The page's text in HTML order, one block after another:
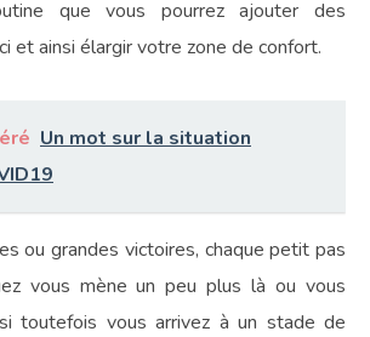
que vous pourrez ajouter des
et ainsi élargir votre zone de confort.
Un mot sur la situation
ou grandes victoires, chaque petit pas
vous mène un peu plus là ou vous
toutefois vous arrivez à un stade de